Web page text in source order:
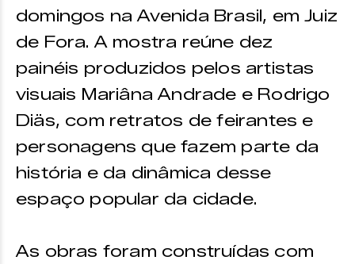
domingos na Avenida Brasil, em Juiz
de Fora. A mostra reúne dez
painéis produzidos pelos artistas
visuais Mariâna Andrade e Rodrigo
Diäs, com retratos de feirantes e
personagens que fazem parte da
história e da dinâmica desse
espaço popular da cidade.
As obras foram construídas com